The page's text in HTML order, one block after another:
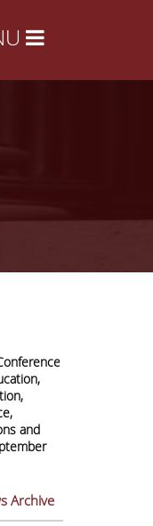
and
Archive